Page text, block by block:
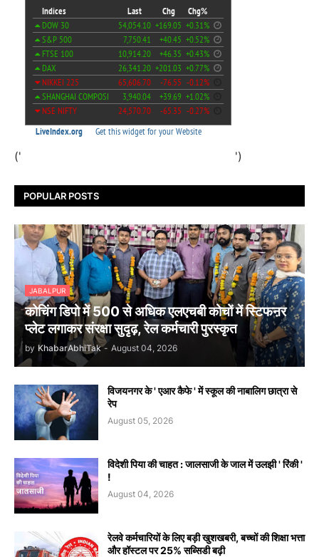
(' ')
POPULAR POSTS
JABALPUR
कोचिंग डिपो में 500 से अधिक एलएचबी कोचों में स्टिफऩर
प्लेट लगाकर संरक्षा सुदृढ़, रेल कर्मचारी पुरस्कृत
by KhabarAbhiTak - August 04, 2026
विजयनगर के ' एआर कैफे ' में स्कूल की नाबालिग छात्रा से
रेप
August 05, 2026
विदेशी पिया की चाहत : जालसाजी के जाल में उलझी ' रिंकी '
!
August 04, 2026
रेलवे कर्मचारियों के लिए बड़ी खुशखबरी, बच्चों की शिक्षा भत्ता
और हॉस्टल पर 25% सब्सिडी बढ़ी